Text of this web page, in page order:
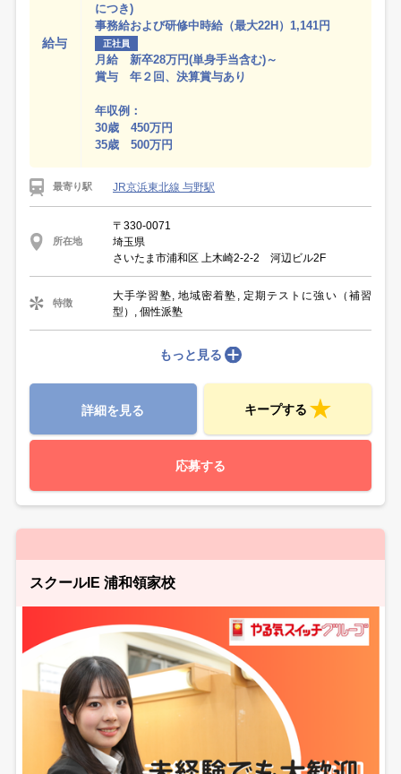
給与
につき)
事務給および研修中時給（最大22H）1,141円
正社員
月給 新卒28万円(単身手当含む)～
賞与 年２回、決算賞与あり
年収例：
30歳 450万円
35歳 500万円
最寄り駅 JR京浜東北線 与野駅
所在地
〒330-0071
埼玉県
さいたま市浦和区 上木崎2‐2‐2 河辺ビル2F
特徴
大手学習塾, 地域密着塾, 定期テストに強い（補習
型）, 個性派塾
もっと見る
詳細を見る キープする
応募する
スクールIE 浦和領家校